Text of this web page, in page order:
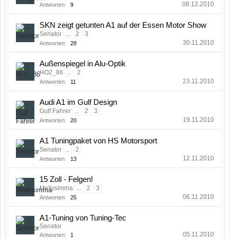
Antworten: 9 08.12.2010
SKN zeigt getunten A1 auf der Essen Motor Show
Senator ... 2 3
Antworten: 28 30.11.2010
Außenspiegel in Alu-Optik
HO2_86 ... 2
Antworten: 11 23.11.2010
Audi A1 im Gulf Design
Gulf Fahrer ... 2 3
Antworten: 20 19.11.2010
A1 Tuningpaket von HS Motorsport
Senator ... 2
Antworten: 13 12.11.2010
15 Zoll - Felgen!
Mellysimma ... 2 3
Antworten: 25 06.11.2010
A1-Tuning von Tuning-Tec
Senator
Antworten: 1 05.11.2010